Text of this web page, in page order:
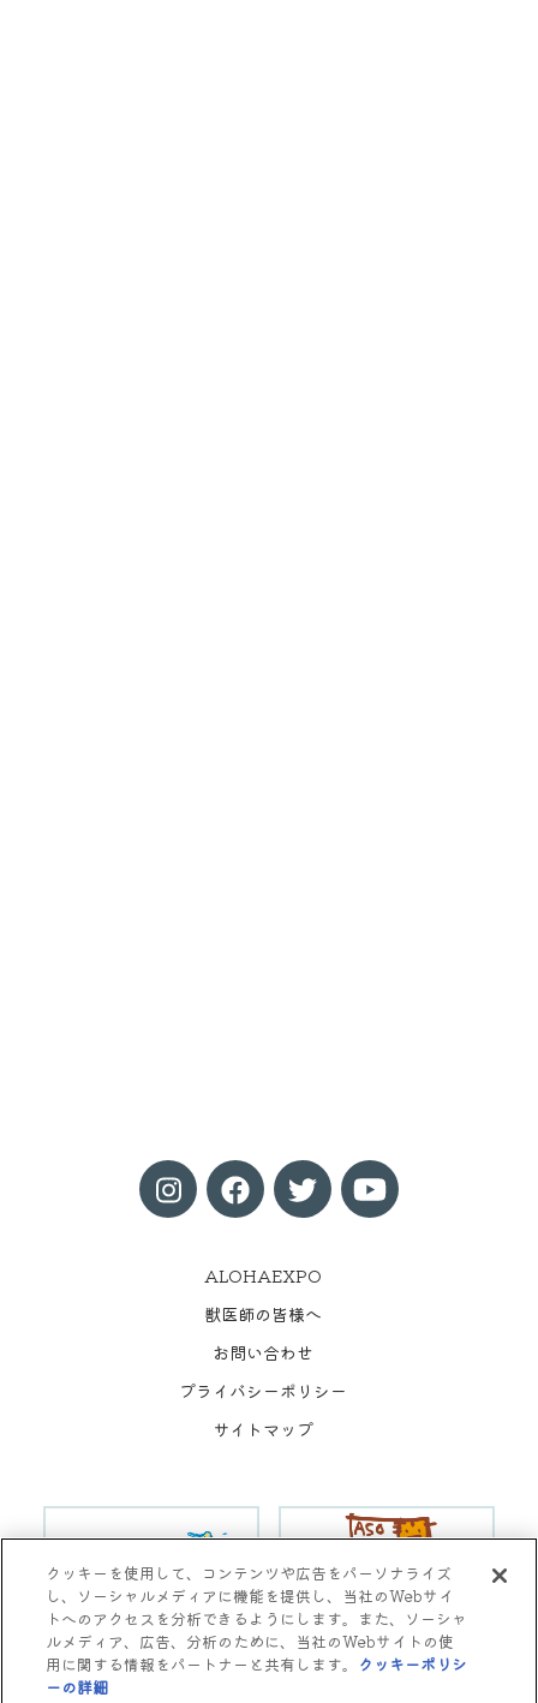
ALOHAEXPO
獣医師の皆様へ
お問い合わせ
プライバシーポリシー
サイトマップ
Copyright © Aso Animal Hospital All rights reserved.
クッキーを使用して、コンテンツや広告をパーソナライズ
し、ソーシャルメディアに機能を提供し、当社のWebサイ
トへのアクセスを分析できるようにします。また、ソーシャ
ルメディア、広告、分析のために、当社のWebサイトの使
用に関する情報をパートナーと共有します。 クッキーポリシ
ーの詳細